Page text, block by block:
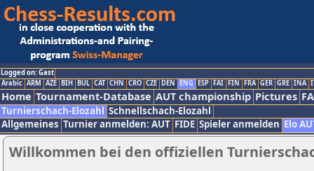
Logged on: Gast
Arabic ARM AZE BIH BUL CAT CHN CRO CZE DEN ENG ESP FAI FIN FRA GER GRE INA
Home Tournament-Database AUT championship Pictures
Turnierschach-Elozahl Schnellschach-Elozahl
Allgemeines Turnier anmelden: AUT FIDE Spieler anmelden Elo
Willkommen bei den offiziellen